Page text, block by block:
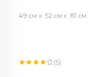
49 см 52 см 81 см
(5)